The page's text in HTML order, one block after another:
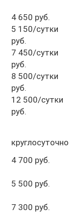
4 650 руб.
5 150/сутки
руб.
7 450/сутки
руб.
8 500/сутки
руб.
12 500/сутки
руб.
круглосуточно
4 700 руб.
5 500 руб.
7 300 руб.